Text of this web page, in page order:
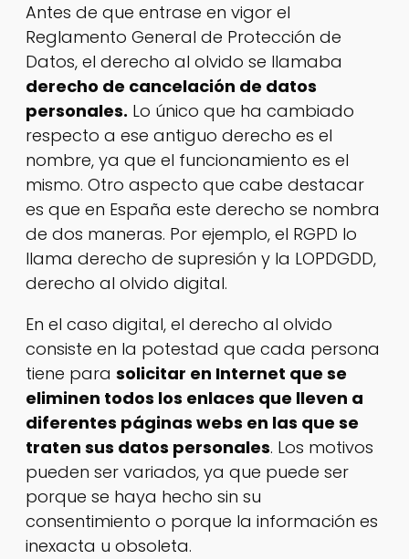
Antes de que entrase en vigor el
Reglamento General de Protección de
Datos, el derecho al olvido se llamaba
derecho de cancelación de datos
personales. Lo único que ha cambiado
respecto a ese antiguo derecho es el
nombre, ya que el funcionamiento es el
mismo. Otro aspecto que cabe destacar
es que en España este derecho se nombra
de dos maneras. Por ejemplo, el RGPD lo
llama derecho de supresión y la LOPDGDD,
derecho al olvido digital.
En el caso digital, el derecho al olvido
consiste en la potestad que cada persona
tiene para solicitar en Internet que se
eliminen todos los enlaces que lleven a
diferentes páginas webs en las que se
traten sus datos personales. Los motivos
pueden ser variados, ya que puede ser
porque se haya hecho sin su
consentimiento o porque la información es
inexacta u obsoleta.